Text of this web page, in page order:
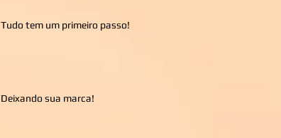
Tudo tem um primeiro passo!
Deixando sua marca!